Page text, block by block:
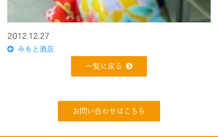
2012.12.27
みもと酒店
一覧に戻る
お問い合わせはこちら